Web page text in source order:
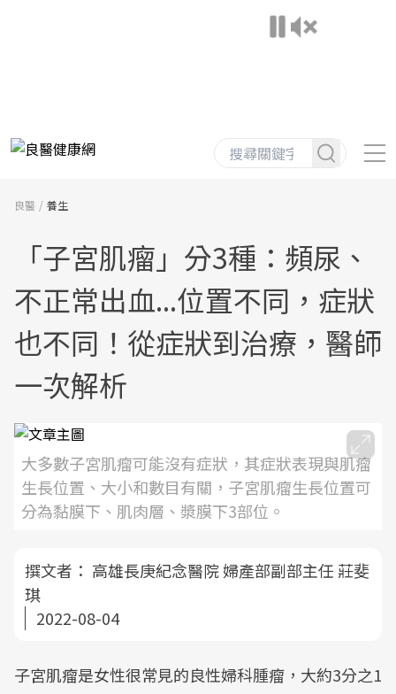
良醫 養生
「子宮肌瘤」分3種：頻尿、
不正常出血...位置不同，症狀
也不同！從症狀到治療，醫師
一次解析
大多數子宮肌瘤可能沒有症狀，其症狀表現與肌瘤
生長位置、大小和數目有關，子宮肌瘤生長位置可
分為黏膜下、肌肉層、漿膜下3部位。
撰文者： 高雄長庚紀念醫院 婦產部副部主任 莊斐
琪
2022-08-04
子宮肌瘤是女性很常見的良性婦科腫瘤，大約3分之1